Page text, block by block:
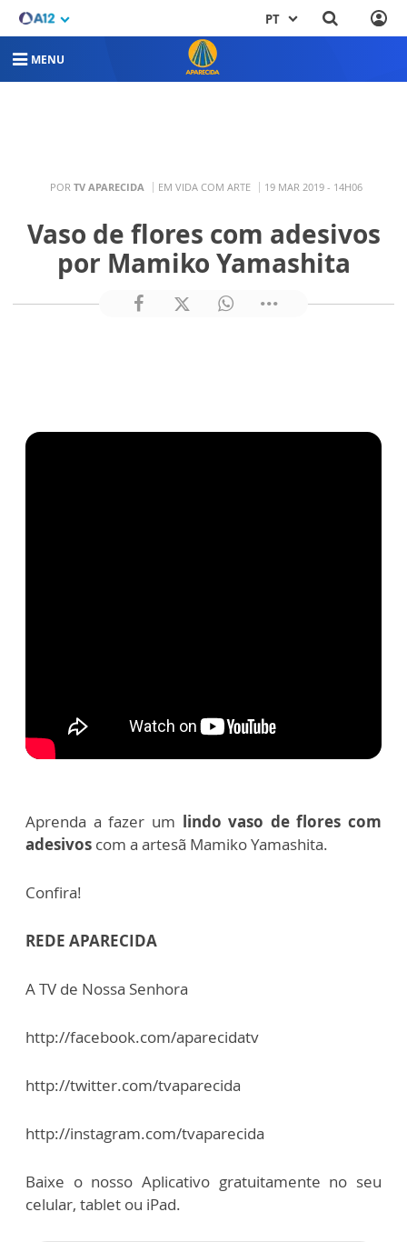
PT
MENU
POR TV APARECIDA EM VIDA COM ARTE 19 MAR 2019 - 14H06
Vaso de flores com adesivos
por Mamiko Yamashita
Aprenda a fazer um lindo vaso de flores com
adesivos com a artesã Mamiko Yamashita.
Confira!
REDE APARECIDA
A TV de Nossa Senhora
http://facebook.com/aparecidatv
http://twitter.com/tvaparecida
http://instagram.com/tvaparecida
Baixe o nosso Aplicativo gratuitamente no seu
celular, tablet ou iPad.